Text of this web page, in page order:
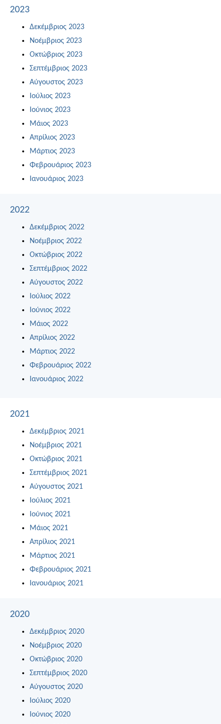
2023
Δεκέμβριος 2023
Νοέμβριος 2023
Οκτώβριος 2023
Σεπτέμβριος 2023
Αύγουστος 2023
Ιούλιος 2023
Ιούνιος 2023
Μάιος 2023
Απρίλιος 2023
Μάρτιος 2023
Φεβρουάριος 2023
Ιανουάριος 2023
2022
Δεκέμβριος 2022
Νοέμβριος 2022
Οκτώβριος 2022
Σεπτέμβριος 2022
Αύγουστος 2022
Ιούλιος 2022
Ιούνιος 2022
Μάιος 2022
Απρίλιος 2022
Μάρτιος 2022
Φεβρουάριος 2022
Ιανουάριος 2022
2021
Δεκέμβριος 2021
Νοέμβριος 2021
Οκτώβριος 2021
Σεπτέμβριος 2021
Αύγουστος 2021
Ιούλιος 2021
Ιούνιος 2021
Μάιος 2021
Απρίλιος 2021
Μάρτιος 2021
Φεβρουάριος 2021
Ιανουάριος 2021
2020
Δεκέμβριος 2020
Νοέμβριος 2020
Οκτώβριος 2020
Σεπτέμβριος 2020
Αύγουστος 2020
Ιούλιος 2020
Ιούνιος 2020